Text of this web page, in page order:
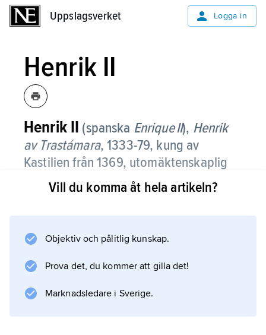
Uppslagsverket Logga in
Henrik II
Henrik II (spanska EnriqueII), Henrik
av Trastámara,1333-79, kung av
Kastilien från 1369, utomäktenskaplig
son till kung Alfons
XI och grundare av
huset Trastámara.
Peter (den grymme) om makten i Kastilien.
medan Peter vände sig till England, vilket
under en kort tid förvandlade Kastilien till
skådeplats för det fransk–engelska
Vill du komma åt hela artikeln?
Objektiv och pålitlig kunskap.
Prova det, du kommer att gilla det!
Marknadsledare i Sverige.